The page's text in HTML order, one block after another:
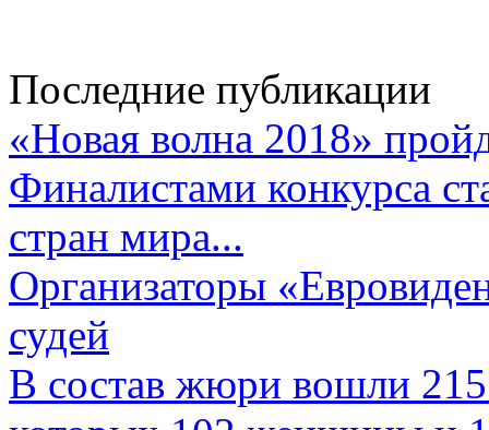
Последние публикации
«Новая волна 2018»
Финалистами конкурса
стран мира...
Организаторы
судей
В состав жюри вошли 215